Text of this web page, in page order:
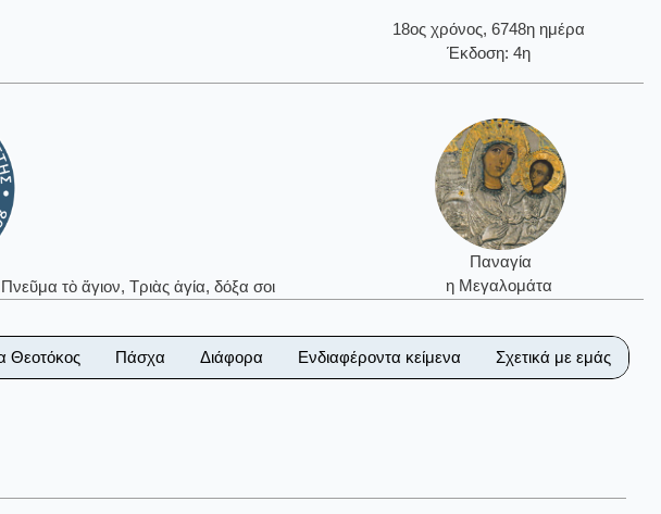
18ος χρόνος, 6748η ημέρα
Έκδοση: 4η
τὸ ἅγιον, Τριὰς ἁγία, δόξα σοι
Παναγία
η Μεγαλομάτα
Θεοτόκος Πάσχα Διάφορα Ενδιαφέροντα κείμενα Σχετικά με εμάς